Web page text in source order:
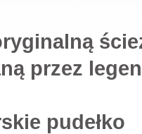
przez
pudełko